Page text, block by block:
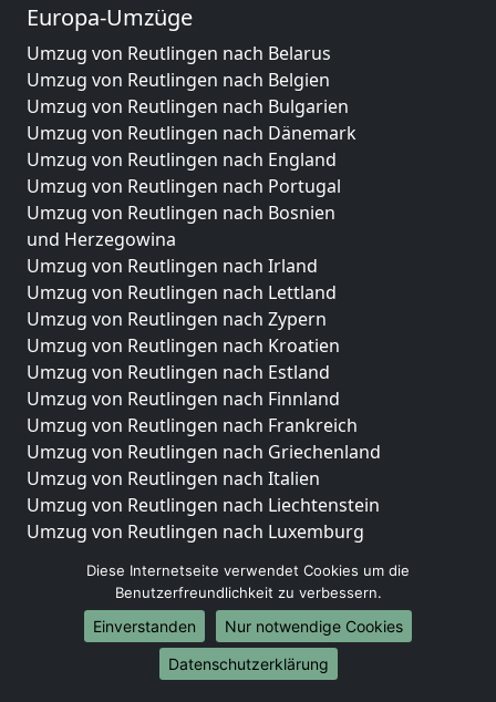
Europa-Umzüge
Umzug von Reutlingen nach Belarus
Umzug von Reutlingen nach Belgien
Umzug von Reutlingen nach Bulgarien
Umzug von Reutlingen nach Dänemark
Umzug von Reutlingen nach England
Umzug von Reutlingen nach Portugal
Umzug von Reutlingen nach Bosnien
und Herzegowina
Umzug von Reutlingen nach Irland
Umzug von Reutlingen nach Lettland
Umzug von Reutlingen nach Zypern
Umzug von Reutlingen nach Kroatien
Umzug von Reutlingen nach Estland
Umzug von Reutlingen nach Finnland
Umzug von Reutlingen nach Frankreich
Umzug von Reutlingen nach Griechenland
Umzug von Reutlingen nach Italien
Umzug von Reutlingen nach Liechtenstein
Umzug von Reutlingen nach Luxemburg
Umzug von Reutlingen nach Norwegen
Umzüge-Deutschlandweit
Umzug von Reutlingen nach Berlin
Diese Internetseite verwendet Cookies um die
Benutzerfreundlichkeit zu verbessern.
Einverstanden
Nur notwendige Cookies
Datenschutzerklärung